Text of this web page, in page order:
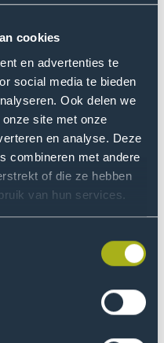
cookies
en advertenties te
social media te bieden
Ook delen we
site met onze
en analyse. Deze
combineren met andere
of die ze hebben
van hun services.
en medewerkers
veerkracht,
te
het afgestudeerden
die
en internationale